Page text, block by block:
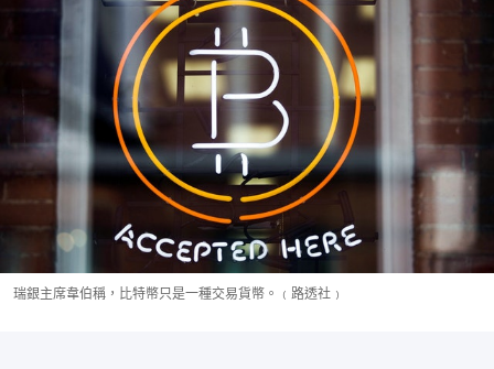
瑞銀主席韋伯稱，比特幣只是一種交易貨幣。﹙路透社﹚